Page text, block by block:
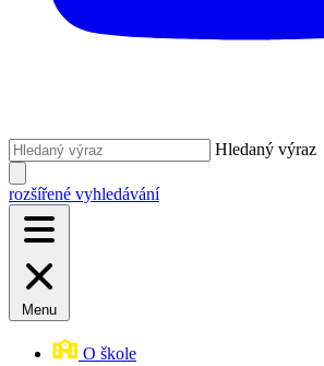
Hledaný výraz
rozšířené vyhledávání
Menu
O škole